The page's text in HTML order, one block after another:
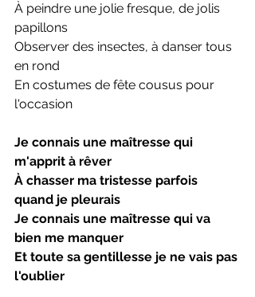
À peindre une jolie fresque, de jolis
papillons
Observer des insectes, à danser tous
en rond
En costumes de fête cousus pour
l'occasion
Je connais une maîtresse qui
m'apprit à rêver
À chasser ma tristesse parfois
quand je pleurais
Je connais une maîtresse qui va
bien me manquer
Et toute sa gentillesse je ne vais pas
l'oublier